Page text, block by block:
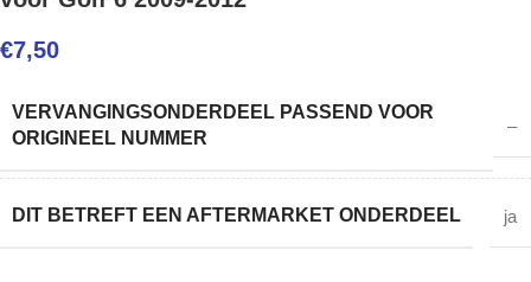
€7,50
VERVANGINGSONDERDEEL PASSEND VOOR
ORIGINEEL NUMMER
–
DIT BETREFT EEN AFTERMARKET ONDERDEEL ja